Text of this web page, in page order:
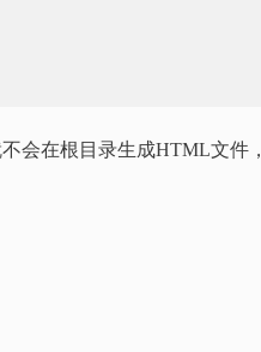
会在根目录生成HTML文件，